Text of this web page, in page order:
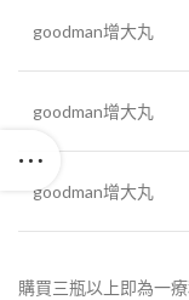
goodman增大丸
goodman增大丸
goodman增大丸
購買三瓶以上即為一